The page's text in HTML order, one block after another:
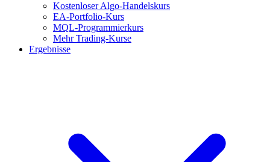
Kostenloser Algo-Handelskurs
EA-Portfolio-Kurs
MQL-Programmierkurs
Mehr Trading-Kurse
Ergebnisse